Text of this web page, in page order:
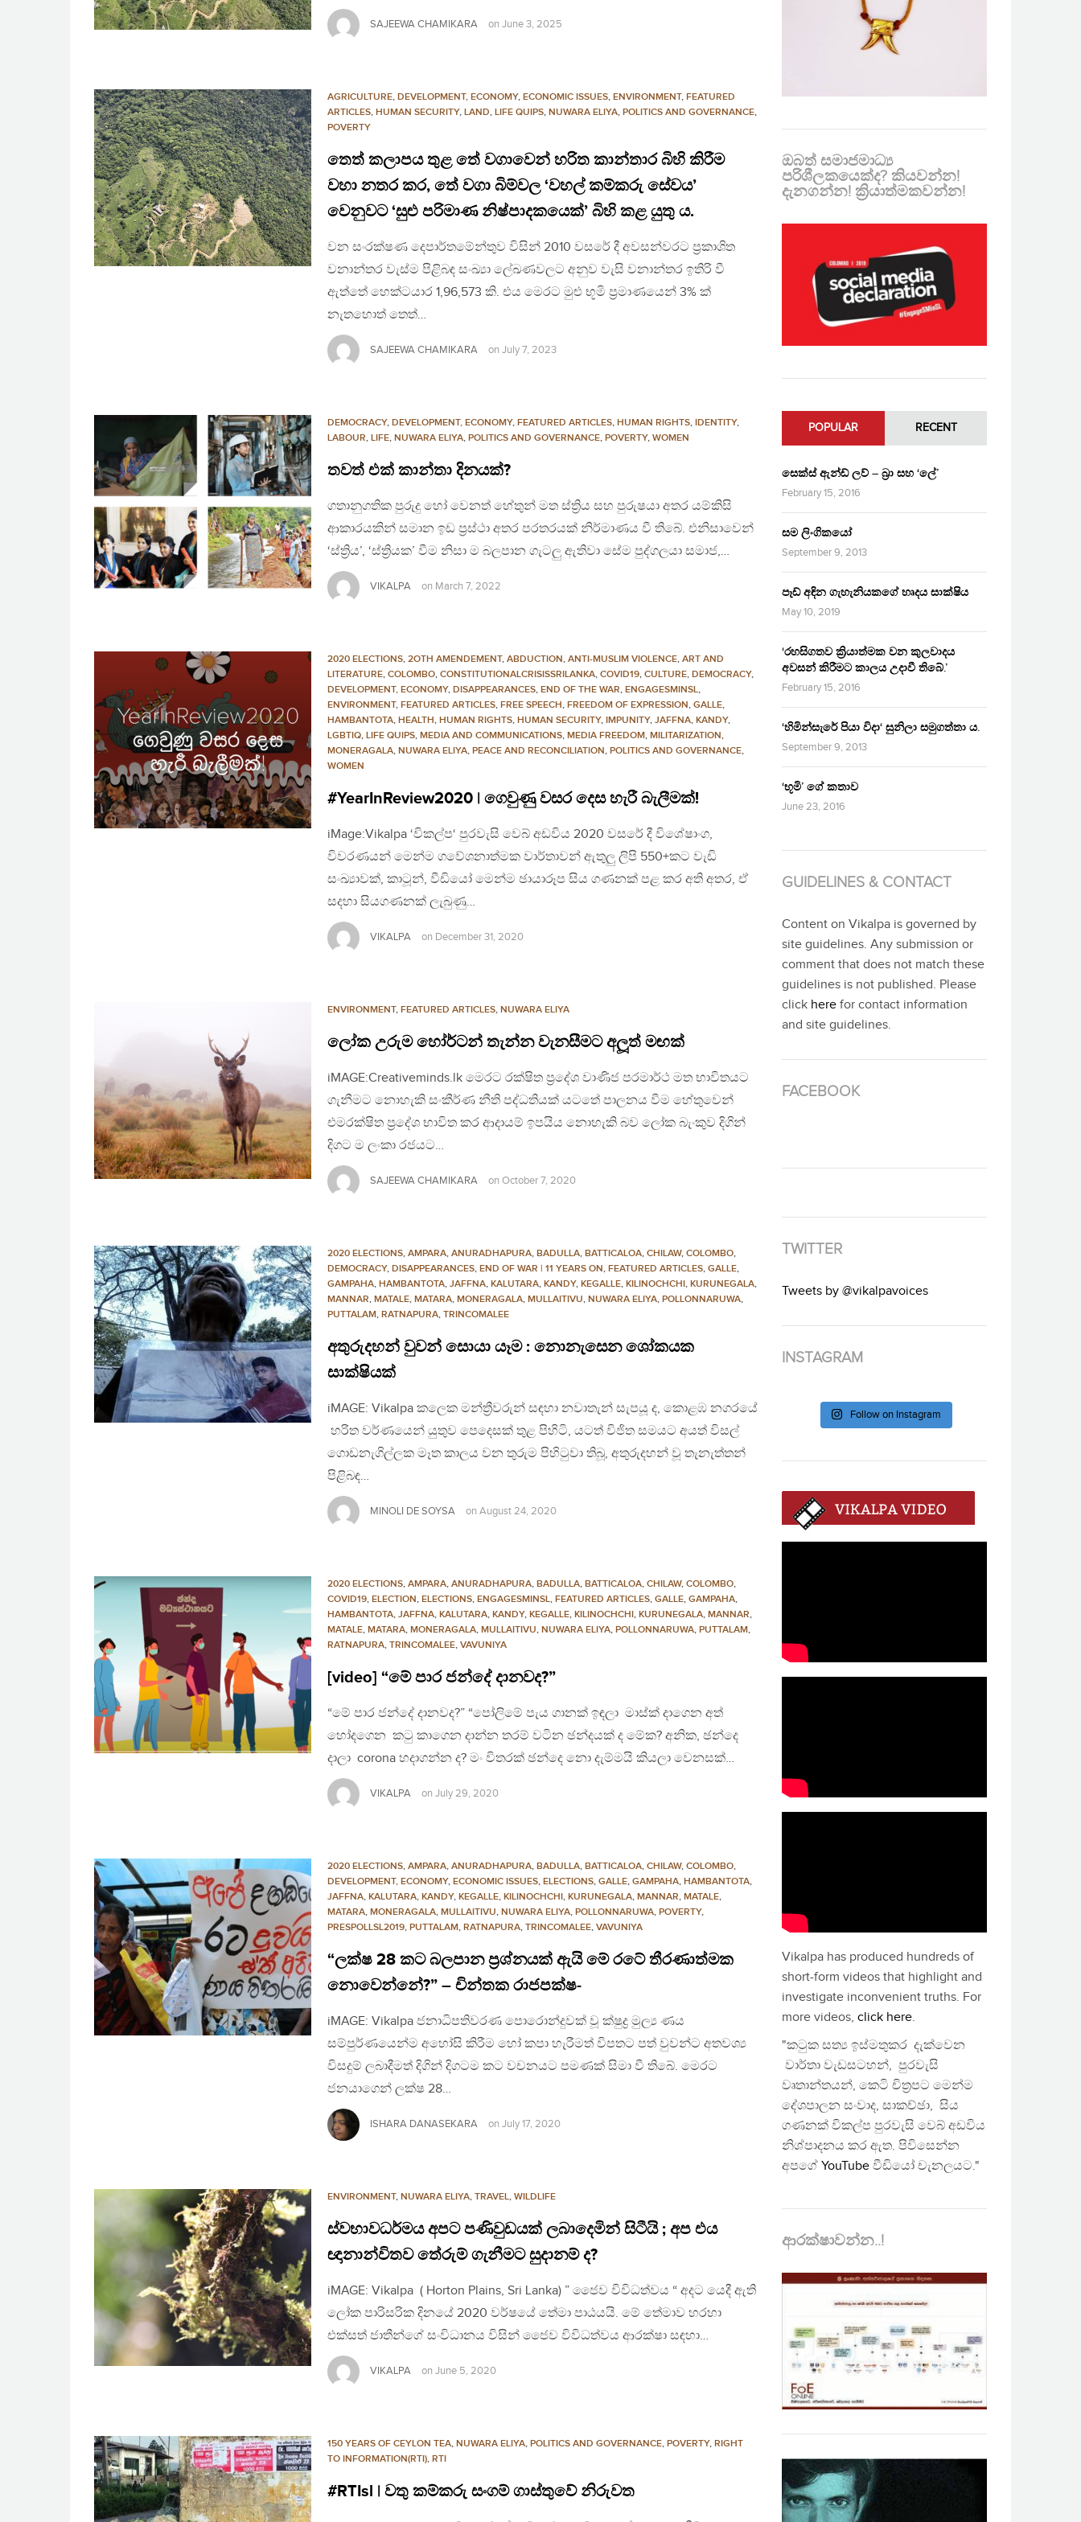
SAJEEWA CHAMIKARA on June 3, 2025
AGRICULTURE, DEVELOPMENT, ECONOMY, ECONOMIC ISSUES, ENVIRONMENT, FEATURED
ARTICLES, HUMAN SECURITY, LAND, LIFE QUIPS, NUWARA ELIYA, POLITICS AND GOVERNANCE,
POVERTY
තෙත් කලාපය තුළ තේ වගාවෙන් හරිත කාන්තාර බිහි කිරීම
වහා නතර කර, තේ වගා බිම්වල ‘වහල් කම්කරු සේවය’
වෙනුවට ‘සුළු පරිමාණ නිෂ්පාදකයෙක්’ බිහි කළ යුතු ය.
වන සංරක්ෂණ දෙපාර්තමේන්තුව විසින් 2010 වසරේ දී අවසන්වරට ප්‍රකාශිත
වනාන්තර වැස්ම පිළිබඳ සංඛ්‍යා ලේඛණවලට අනුව වැසි වනාන්තර ඉතිරි වී
ඇත්තේ හෙක්ටයාර 1,96,573 කි. එය මෙරට මුළු භූමි ප්‍රමාණයෙන් 3% ක්
නැතහොත් තෙත්…
SAJEEWA CHAMIKARA on July 7, 2023
DEMOCRACY, DEVELOPMENT, ECONOMY, FEATURED ARTICLES, HUMAN RIGHTS, IDENTITY,
LABOUR, LIFE, NUWARA ELIYA, POLITICS AND GOVERNANCE, POVERTY, WOMEN
තවත් එක් කාන්තා දිනයක්?
ගතානුගතික පුරුදු හෝ වෙනත් හේතුන් මත ස්ත්‍රිය සහ පුරුෂයා අතර යම්කිසි
ආකාරයකින් සමාන ඉඩ ප්‍රස්ථා අතර පරතරයක් නිර්මාණය වී තිබේ. එනිසාවෙන්
‘ස්ත්‍රිය’, ‘ස්ත්‍රියක’ වීම නිසා ම බලපාන ගැටලු ඇතිවා සේම පුද්ගලයා සමාජ,…
VIKALPA on March 7, 2022
2020 ELECTIONS, 2OTH AMENDEMENT, ABDUCTION, ANTI-MUSLIM VIOLENCE, ART AND
LITERATURE, COLOMBO, CONSTITUTIONALCRISISSRILANKA, COVID19, CULTURE, DEMOCRACY,
DEVELOPMENT, ECONOMY, DISAPPEARANCES, END OF THE WAR, ENGAGESMINSL,
ENVIRONMENT, FEATURED ARTICLES, FREE SPEECH, FREEDOM OF EXPRESSION, GALLE,
HAMBANTOTA, HEALTH, HUMAN RIGHTS, HUMAN SECURITY, IMPUNITY, JAFFNA, KANDY,
LGBTIQ, LIFE QUIPS, MEDIA AND COMMUNICATIONS, MEDIA FREEDOM, MILITARIZATION,
MONERAGALA, NUWARA ELIYA, PEACE AND RECONCILIATION, POLITICS AND GOVERNANCE,
WOMEN
#YearInReview2020 | ගෙවුණු වසර දෙස හැරී බැලීමක්!
iMage:Vikalpa ‘විකල්ප‘ පුරවැසි වෙබ් අඩවිය 2020 වසරේ දී විශේෂාංග,
විවරණයන් මෙන්ම ගවේශනාත්මක වාර්තාවන් ඇතුලු ලිපි 550+කට වැඩි
සංඛ්‍යාවක්, කාටූන්, වීඩියෝ මෙන්ම ඡායාරූප සිය ගණනක් පළ කර අති අතර, ඒ
සදහා සියගණනක් ලැබුණු…
VIKALPA on December 31, 2020
ENVIRONMENT, FEATURED ARTICLES, NUWARA ELIYA
ලෝක උරුම හෝර්ටන් තැන්න වැනසීමට අලූත් මඟක්
iMAGE:Creativeminds.lk මෙරට රක්ෂිත ප‍්‍රදේශ වාණිජ පරමාර්ථ මත භාවිතයට
ගැනීමට නොහැකි සංකීර්ණ නීති පද්ධතියක් යටතේ පාලනය වීම හේතුවෙන්
එමරක්ෂිත ප‍්‍රදේශ භාවිත කර ආදායම් ඉපයිය නොහැකි බව ලෝක බැංකුව දිගින්
දිගට ම ලංකා රජයට…
SAJEEWA CHAMIKARA on October 7, 2020
2020 ELECTIONS, AMPARA, ANURADHAPURA, BADULLA, BATTICALOA, CHILAW, COLOMBO,
DEMOCRACY, DISAPPEARANCES, END OF WAR | 11 YEARS ON, FEATURED ARTICLES, GALLE,
GAMPAHA, HAMBANTOTA, JAFFNA, KALUTARA, KANDY, KEGALLE, KILINOCHCHI, KURUNEGALA,
MANNAR, MATALE, MATARA, MONERAGALA, MULLAITIVU, NUWARA ELIYA, POLLONNARUWA,
PUTTALAM, RATNAPURA, TRINCOMALEE
අතුරුදහන් වුවන් සොයා යෑම : නොනැසෙන ශෝකයක
සාක්ෂියක්
iMAGE: Vikalpa කලෙක මන්ත්‍රීවරුන් සඳහා නවාතැන් සැපයූ ද, කොළඹ නගරයේ
හරිත වර්ණයෙන් යුතුව පෙදෙසක් තුළ පිහිටි, යටත් විජිත සමයට අයත් විසල්
ගොඩනැගිල්ලක මෑත කාලය වන තුරුම පිහිටුවා තිබූ, අතුරුදහන් වූ තැනැත්තන්
පිළිබඳ…
MINOLI DE SOYSA on August 24, 2020
2020 ELECTIONS, AMPARA, ANURADHAPURA, BADULLA, BATTICALOA, CHILAW, COLOMBO,
COVID19, ELECTION, ELECTIONS, ENGAGESMINSL, FEATURED ARTICLES, GALLE, GAMPAHA,
HAMBANTOTA, JAFFNA, KALUTARA, KANDY, KEGALLE, KILINOCHCHI, KURUNEGALA, MANNAR,
MATALE, MATARA, MONERAGALA, MULLAITIVU, NUWARA ELIYA, POLLONNARUWA, PUTTALAM,
RATNAPURA, TRINCOMALEE, VAVUNIYA
[video] “මේ පාර ජන්දේ දානවද?”
“මේ පාර ජන්දේ දානවද?” “පෝලිමේ පැය ගානක් ඉඳලා මාස්ක් දාගෙන අත්
හෝදගෙන කටු කාගෙන දාන්න තරම් වටින ඡන්දයක් ද මේක? අනික, ඡන්දෙ
දාලා corona හදාගන්න ද? මං විතරක් ඡන්දෙ නො දැම්මයි කියලා වෙනසක්…
VIKALPA on July 29, 2020
2020 ELECTIONS, AMPARA, ANURADHAPURA, BADULLA, BATTICALOA, CHILAW, COLOMBO,
DEVELOPMENT, ECONOMY, ECONOMIC ISSUES, ELECTIONS, GALLE, GAMPAHA, HAMBANTOTA,
JAFFNA, KALUTARA, KANDY, KEGALLE, KILINOCHCHI, KURUNEGALA, MANNAR, MATALE,
MATARA, MONERAGALA, MULLAITIVU, NUWARA ELIYA, POLLONNARUWA, POVERTY,
PRESPOLLSL2019, PUTTALAM, RATNAPURA, TRINCOMALEE, VAVUNIYA
“ලක්ෂ 28 කට බලපාන ප්‍රශ්නයක් ඇයි මේ රටේ තීරණාත්මක
නොවෙන්නේ?” – චින්තක රාජපක්ෂ-
iMAGE: Vikalpa ජනාධිපතිවරණ පොරොන්දුවක් වූ ක්ෂුද්‍ර මුල්‍ය ණය
සම්පුර්ණයෙන්ම අහෝසි කිරීම හෝ කපා හැරීමත් විපතට පත් වුවන්ට අතවශ්‍ය
විසදුම් ලබාදීමත් දිගින් දිගටම කට වචනයට පමණක් සිමා වී තිබේ. මෙරට
ජනයාගෙන් ලක්ෂ 28…
ISHARA DANASEKARA on July 17, 2020
ENVIRONMENT, NUWARA ELIYA, TRAVEL, WILDLIFE
ස්වභාවධර්මය අපට පණිවුඩයක් ලබාදෙමින් සිටීයි ; අප එය
ඥානාන්විතව තේරුම් ගැනීමට සුදානම් ද?
iMAGE: Vikalpa ( Horton Plains, Sri Lanka) ” ජෛව විවිධත්වය “ අදට යෙදී ඇති
ලෝක පාරිසරික දිනයේ 2020 වර්ෂයේ තේමා පාඨයයි. මේ තේමාව හරහා
එක්සත් ජාතීන්ගේ සංවිධානය විසින් ජෛව විවිධත්වය ආරක්ෂා සඳහා…
VIKALPA on June 5, 2020
150 YEARS OF CEYLON TEA, NUWARA ELIYA, POLITICS AND GOVERNANCE, POVERTY, RIGHT
TO INFORMATION(RTI), RTI
#RTIsl | වතු කම්කරු සංගම් ගාස්තුවේ නිරුවත
ඔබත් සමාජමාධ්‍ය
පරිශීලකයෙක්ද? කියවන්න!
දැනගන්න! ක්‍රියාත්මකවන්න!
POPULAR RECENT
සෙක්ස් ඇන්ඩ් ලව් – බ්‍රා සහ ‘ලේ’
February 15, 2016
සම ලිංගිකයෝ
September 9, 2013
පෑඩ් අඳින ගැහැනියකගේ හෘදය සාක්ෂිය
May 10, 2019
‘රහසිගතව ක්‍රියාත්මක වන කුලවාදය
අවසන් කිරීමට කාලය උදාවී තිබේ.’
February 15, 2016
‘හිමින්සැරේ පියා විදා‘ සුනිලා සමුගත්තා ය.
September 9, 2013
‘භූමි’ ගේ කතාව
June 23, 2016
GUIDELINES & CONTACT
Content on Vikalpa is governed by
site guidelines. Any submission or
comment that does not match these
guidelines is not published. Please
click here for contact information
and site guidelines.
FACEBOOK
TWITTER
Tweets by @vikalpavoices
INSTAGRAM
Follow on Instagram
Vikalpa has produced hundreds of
short-form videos that highlight and
investigate inconvenient truths. For
more videos, click here.
"කටුක සත්‍ය ඉස්මතුකර දැක්වෙන
වාර්තා වැඩසටහන්, පුරවැසි
වෘතාන්තයන්, කෙටි චිත්‍රපට මෙන්ම
දේශපාලන සංවාද, සාකච්ඡා, සිය
ගණනක් විකල්ප පුරවැසි වෙබ් අඩවිය
නිශ්පාදනය කර ඇත. පිවිසෙන්න
අපගේ YouTube වීඩියෝ චැනලයට."
ආරක්ෂාවන්න..!